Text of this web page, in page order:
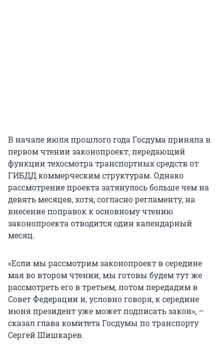
В начале июля прошлого года Госдума приняла в
первом чтении законопроект, передающий
функции техосмотра транспортных средств от
ГИБДД коммерческим структурам. Однако
рассмотрение проекта затянулось больше чем на
девять месяцев, хотя, согласно регламенту, на
внесение поправок к основному чтению
законопроекта отводится один календарный
месяц.
«Если мы рассмотрим законопроект в середине
мая во втором чтении, мы готовы будем тут же
рассмотреть его в третьем, потом передадим в
Совет Федерации и, условно говоря, к середине
июня президент уже может подписать закон», –
сказал глава комитета Госдумы по транспорту
Сергей Шишкарев.